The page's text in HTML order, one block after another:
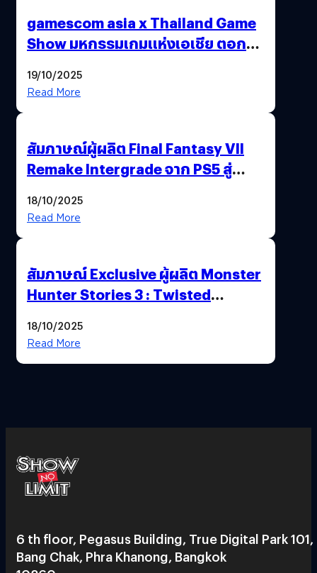
gamescom asia x Thailand Game
Show มหกรรมเกมแห่งเอเชีย ตอกย้ำ
พาณิชย์ร่วมชูความสำเร็จ
19/10/2025
Read More
สัมภาษณ์ผู้ผลิต Final Fantasy VII
Remake Intergrade จาก PS5 สู่
18/10/2025
Read More
สัมภาษณ์ Exclusive ผู้ผลิต Monster
Hunter Stories 3 : Twisted
สวยฉ่ำ !
18/10/2025
Read More
6 th floor, Pegasus Building, True Digital Park 101,
Bang Chak, Phra Khanong, Bangkok